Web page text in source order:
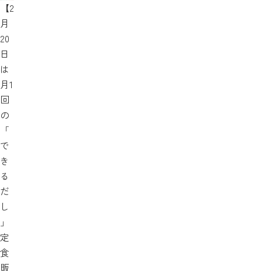
【2
月
20
日
は
月1
回
の
「
で
き
る
だ
し
」
定
食
販